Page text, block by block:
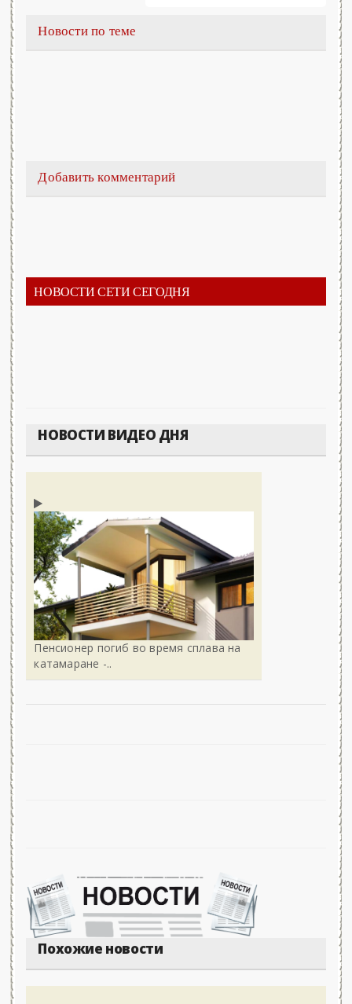
Новости по теме
Добавить комментарий
НОВОСТИ СЕТИ СЕГОДНЯ
НОВОСТИ ВИДЕО ДНЯ
Пенсионер погиб во время сплава на
катамаране -..
Похожие новости